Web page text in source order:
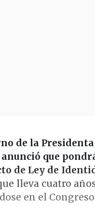
de la
que
de Ley de
lleva cuatro
en el